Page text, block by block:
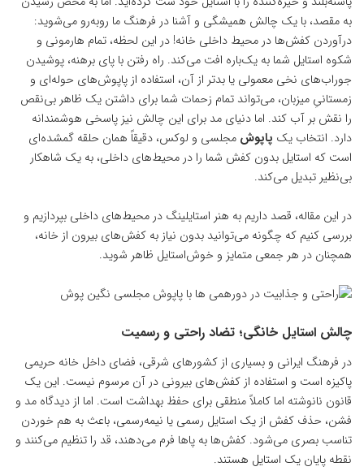
به مقصد، با یک چالش همیشگی و آشنا در فرهنگ ما روبه‌رو می‌شوید:
درآوردن کفش‌ها در محیط داخلی خانه! در این لحظه، تمام هارمونی و
شکوه استایل شما به یک‌باره افت می‌کند. راه رفتن با پای برهنه، پوشیدن
جوراب‌های نخی معمولی یا بدتر از آن، استفاده از پاپوش‌های حوله‌ای و
زمستانیِ میزبان، می‌تواند تمام زحمات شما برای داشتن یک ظاهر بی‌نقص
را نقش بر آب کند. اما دنیای مد برای این چالش نیز پاسخی هوشمندانه
دارد. انتخاب یک پاپوش مجلسی و لوکس، دقیقاً همان حلقه گمشده‌ای
است که استایل بدون کفش شما را در محیط‌های داخلی، به یک شاهکار
بی‌نظیر تبدیل می‌کند.
در این مقاله، قصد داریم به هنر استایلینگ در محیط‌های داخلی بپردازیم و
بررسی کنیم که چگونه می‌توانید بدون نیاز به کفش‌های بیرون از خانه،
همچنان در هر جمعی متمایز و خوش‌استایل ظاهر شوید.
چالش استایل خانگی؛ تضاد راحتی و رسمیت
در فرهنگ ایرانی و بسیاری از کشورهای شرقی، فضای داخل خانه حریمی
پاکیزه است و استفاده از کفش‌های بیرونی در آن مرسوم نیست. این یک
قانون نانوشته اما کاملاً منطقی برای حفظ بهداشت است. اما از دیدگاه مد و
فشن، حذف کفش از یک استایل رسمی یا نیمه‌رسمی، باعث به هم خوردن
تناسب بصری می‌شود. کفش‌ها به پاها فرم می‌دهند، قد را تنظیم می‌کنند و
نقطه پایان یک استایل هستند.